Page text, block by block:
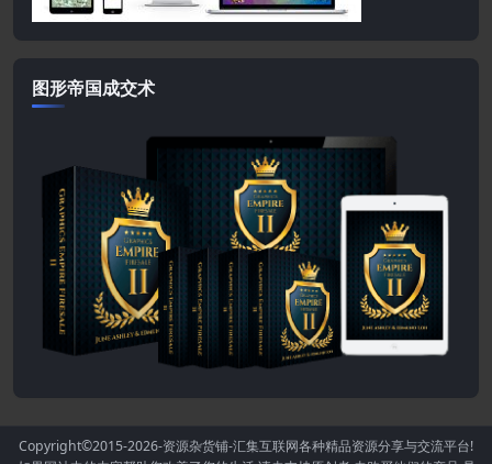
图形帝国成交术
Copyright©2015-2026-资源杂货铺-汇集互联网各种精品资源分享与交流平台!